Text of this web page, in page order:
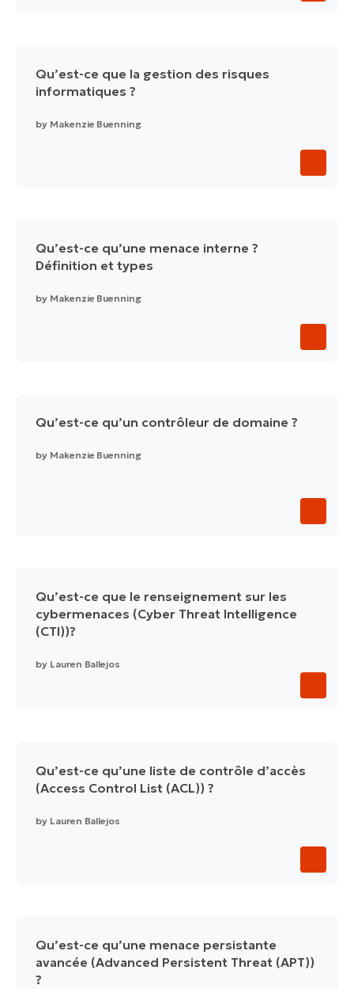
Qu’est-ce que la gestion des risques
informatiques ?
by Makenzie Buenning
Qu’est-ce qu’une menace interne ?
Définition et types
by Makenzie Buenning
Qu’est-ce qu’un contrôleur de domaine ?
by Makenzie Buenning
Qu’est-ce que le renseignement sur les
cybermenaces (Cyber Threat Intelligence
(CTI))?
by Lauren Ballejos
Qu’est-ce qu’une liste de contrôle d’accès
(Access Control List (ACL)) ?
by Lauren Ballejos
Qu’est-ce qu’une menace persistante
avancée (Advanced Persistent Threat (APT))
?